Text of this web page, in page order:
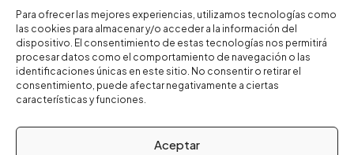
Para ofrecer las mejores experiencias, utilizamos tecnologías como
las cookies para almacenar y/o acceder a la información del
dispositivo. El consentimiento de estas tecnologías nos permitirá
procesar datos como el comportamiento de navegación o las
identificaciones únicas en este sitio. No consentir o retirar el
consentimiento, puede afectar negativamente a ciertas
características y funciones.
Aceptar
Copyright © 2024 – Fajas Fájate. Todos los derechos
reservados.